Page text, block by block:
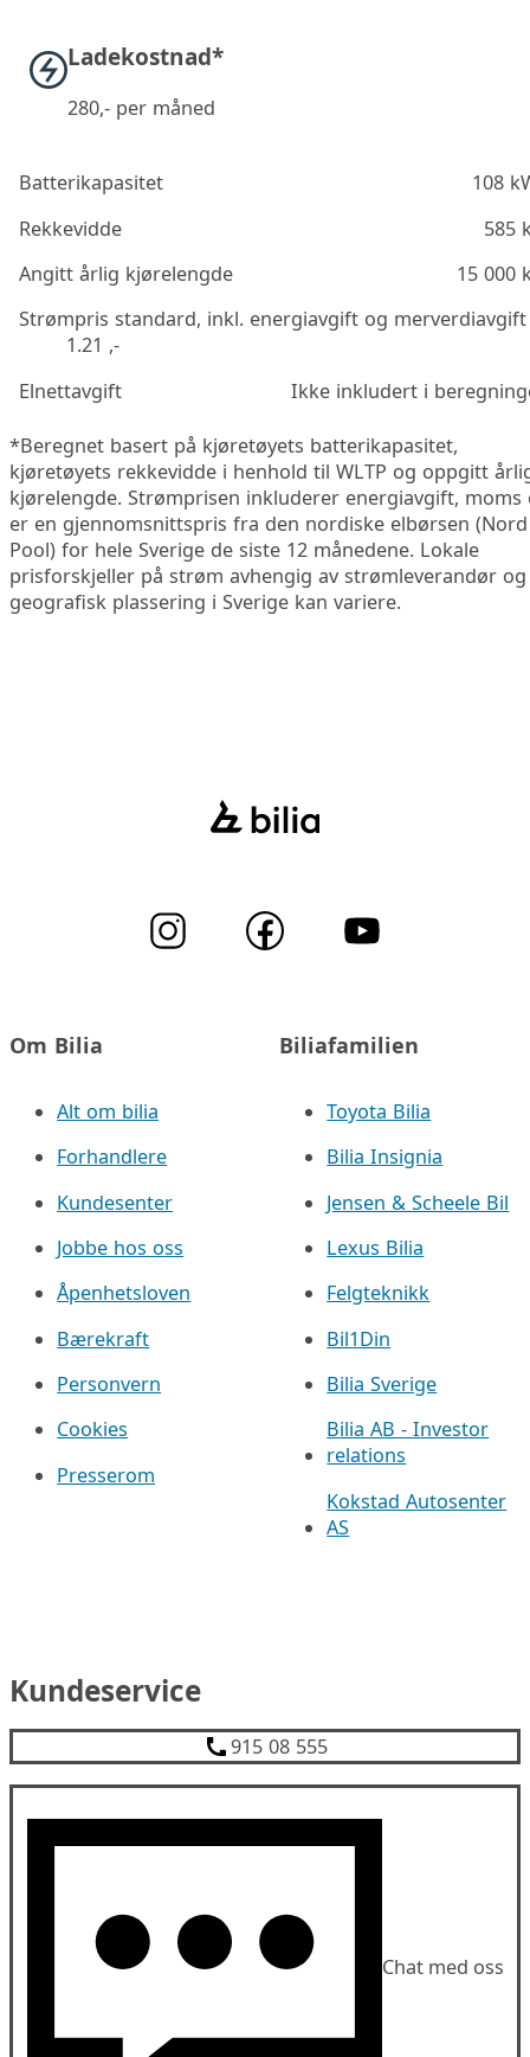
Ladekostnad*
280,- per måned
Batterikapasitet
108
Rekkevidde
585
Angitt årlig kjørelengde
15 000
Strømpris standard, inkl. energiavgift og merverdiavgift
1.21 ,-
Elnettavgift
Ikke inkludert i
*Beregnet basert på kjøretøyets batterikapasitet,
kjøretøyets rekkevidde i henhold til WLTP og oppgitt
kjørelengde. Strømprisen inkluderer energiavgift, moms
er en gjennomsnittspris fra den nordiske elbørsen (Nord
Pool) for hele Sverige de siste 12 månedene. Lokale
prisforskjeller på strøm avhengig av strømleverandør og
geografisk plassering i Sverige kan variere.
Om Bilia
Alt om bilia
Forhandlere
Kundesenter
Jobbe hos oss
Åpenhetsloven
Bærekraft
Personvern
Cookies
Presserom
Biliafamilien
Toyota Bilia
Bilia Insignia
Jensen & Scheele Bil
Lexus Bilia
Felgteknikk
Bil1Din
Bilia Sverige
Bilia AB - Investor
relations
Kokstad Autosenter
AS
Kundeservice
915 08 555
Chat med oss